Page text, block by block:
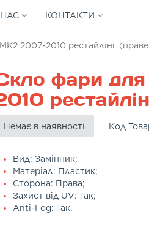
КОНТАКТИ
2007-2010 рестайлінг
фари
Немає в наявності Код
Вид: Замінник;
Матеріал: Пластик;
Сторона: Права;
Захист від UV: Так;
Anti-Fog: Так.